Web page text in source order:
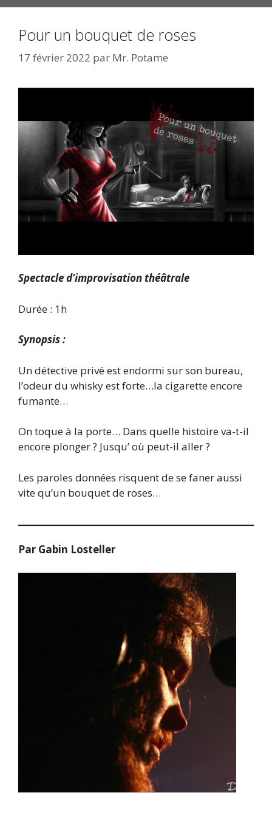
Pour un bouquet de roses
17 février 2022 par Mr. Potame
Spectacle d’improvisation théâtrale
Durée : 1h
Synopsis :
Un détective privé est endormi sur son bureau,
l’odeur du whisky est forte…la cigarette encore
fumante…
On toque à la porte… Dans quelle histoire va-t-il
encore plonger ? Jusqu’ où peut-il aller ?
Les paroles données risquent de se faner aussi
vite qu’un bouquet de roses…
Par Gabin Losteller